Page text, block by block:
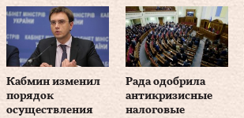
Кабмин изменил
порядок
осуществления
Рада одобрила
антикризисные
налоговые